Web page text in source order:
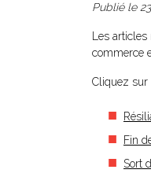
Publié le
Les
commerce
Cliquez sur
Fin
Sort